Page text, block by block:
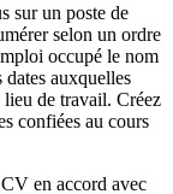
sur un poste de
selon un ordre
occupé le nom
auxquelles
de travail. Créez
confiées au cours
en accord avec